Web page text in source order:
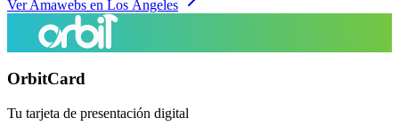
VerAmawebs en Los Ángeles
OrbitCard
Tu tarjeta de presentación digital